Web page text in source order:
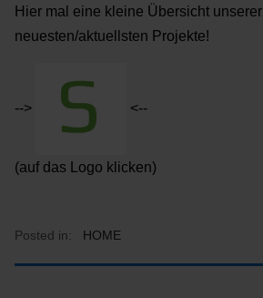
Hier mal eine kleine Übersicht unserer
neuesten/aktuellsten Projekte!
--> <--
(auf das Logo klicken)
Posted in: HOME